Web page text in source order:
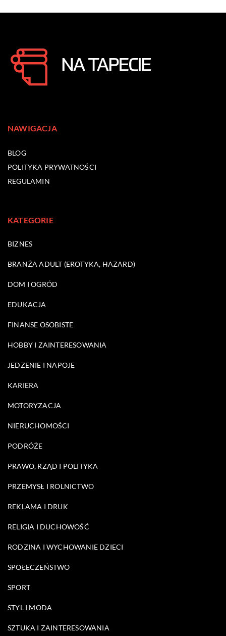
NAWIGACJA
BLOG
POLITYKA PRYWATNOŚCI
REGULAMIN
KATEGORIE
BIZNES
BRANŻA ADULT (EROTYKA, HAZARD)
DOM I OGRÓD
EDUKACJA
FINANSE OSOBISTE
HOBBY I ZAINTERESOWANIA
JEDZENIE I NAPOJE
KARIERA
MOTORYZACJA
NIERUCHOMOŚCI
PODRÓŻE
PRAWO, RZĄD I POLITYKA
PRZEMYSŁ I ROLNICTWO
REKLAMA I DRUK
RELIGIA I DUCHOWOŚĆ
RODZINA I WYCHOWANIE DZIECI
SPOŁECZEŃSTWO
SPORT
STYL I MODA
SZTUKA I ZAINTERESOWANIA